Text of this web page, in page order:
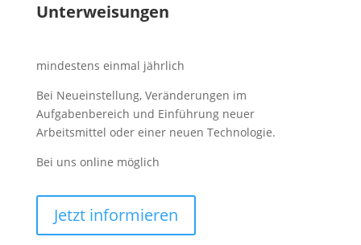
Unterweisungen
mindestens einmal jährlich
Bei Neueinstellung, Veränderungen im
Aufgabenbereich und Einführung neuer
Arbeitsmittel oder einer neuen Technologie.
Bei uns online möglich
Jetzt informieren